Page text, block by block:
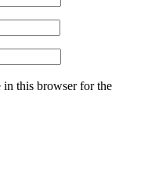
in this browser for the